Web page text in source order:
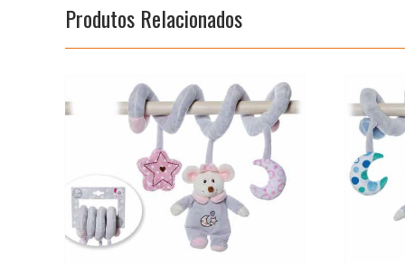
Produtos Relacionados